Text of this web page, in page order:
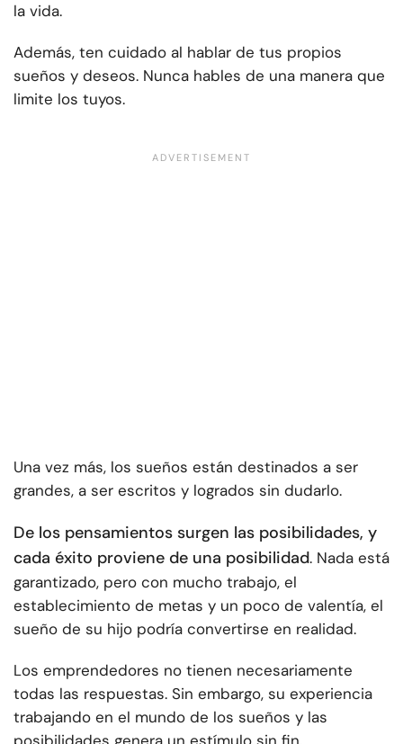
la vida.
Además, ten cuidado al hablar de tus propios
sueños y deseos. Nunca hables de una manera que
limite los tuyos.
Una vez más, los sueños están destinados a ser
grandes, a ser escritos y logrados sin dudarlo.
De los pensamientos surgen las posibilidades, y
cada éxito proviene de una posibilidad. Nada está
garantizado, pero con mucho trabajo, el
establecimiento de metas y un poco de valentía, el
sueño de su hijo podría convertirse en realidad.
Los emprendedores no tienen necesariamente
todas las respuestas. Sin embargo, su experiencia
trabajando en el mundo de los sueños y las